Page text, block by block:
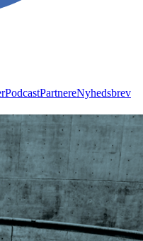
PodcastPartnereNyhedsbrev